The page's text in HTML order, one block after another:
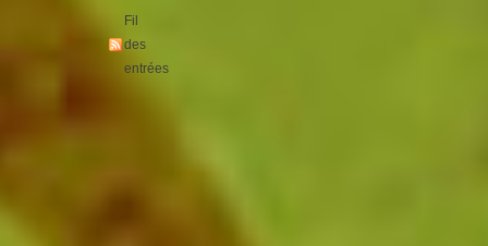
Fil
des
entrées